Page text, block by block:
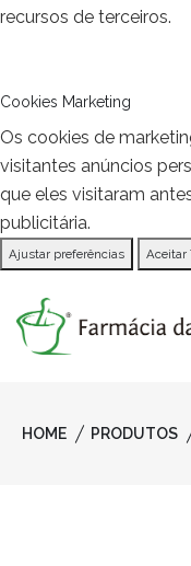
recursos de terceiros.
Cookies Marketing
Os cookies de
visitantes anúncios
que eles visitaram
publicitária.
Ajustar preferências Aceitar
HOME PRODUTOS